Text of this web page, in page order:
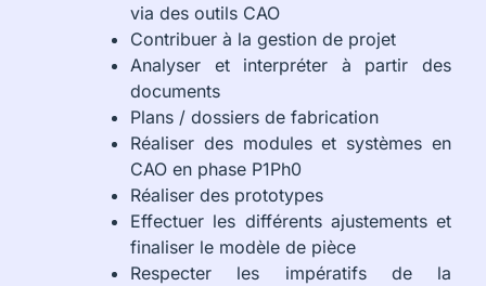
via des outils CAO
Contribuer à la gestion de projet
Analyser et interpréter à partir des
documents
Plans / dossiers de fabrication
Réaliser des modules et systèmes en
CAO en phase P1Ph0
Réaliser des prototypes
Effectuer les différents ajustements et
finaliser le modèle de pièce
Respecter les impératifs de la